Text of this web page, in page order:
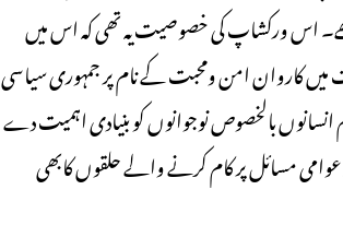
اس ورکشاپ کی خصوصیت یہ تھی کہ اس میں
کاروان امن ومحبت کے نام پر جمہوری سیاسی
بالخصوص نوجوانوں کو بنیادی اہمیت دے
مسائل پر کام کرنے والے حلقوں کابھی